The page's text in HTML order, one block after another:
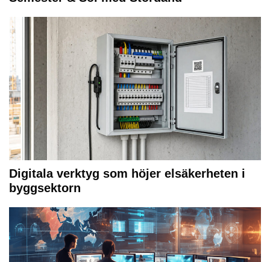
Digitala verktyg som höjer elsäkerheten i
byggsektorn